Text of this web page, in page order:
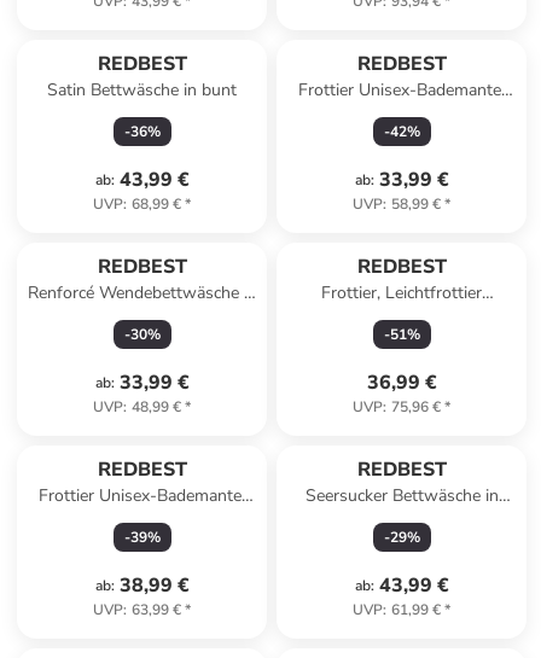
REDBEST
Satin Bettwäsche in bunt
-36%
ab: 43,99 €
UVP: 68,99 €*
REDBEST
Frottier Unisex-Bademantel
Chicago in taupe
-42%
ab: 33,99 €
UVP: 58,99 €*
REDBEST
Renforcé Wendebettwäsche in
weiß
-30%
ab: 33,99 €
UVP: 48,99 €*
REDBEST
Frottier, Leichtfrottier
Duschtuch 4er-Pack
Oceanside in petrol
-51%
36,99 €
UVP: 75,96 €*
REDBEST
Frottier Unisex-Bademantel
mit Kapuze Chicago in taupe
-39%
ab: 38,99 €
UVP: 63,99 €*
REDBEST
Seersucker Bettwäsche in
rose
-29%
ab: 43,99 €
UVP: 61,99 €*